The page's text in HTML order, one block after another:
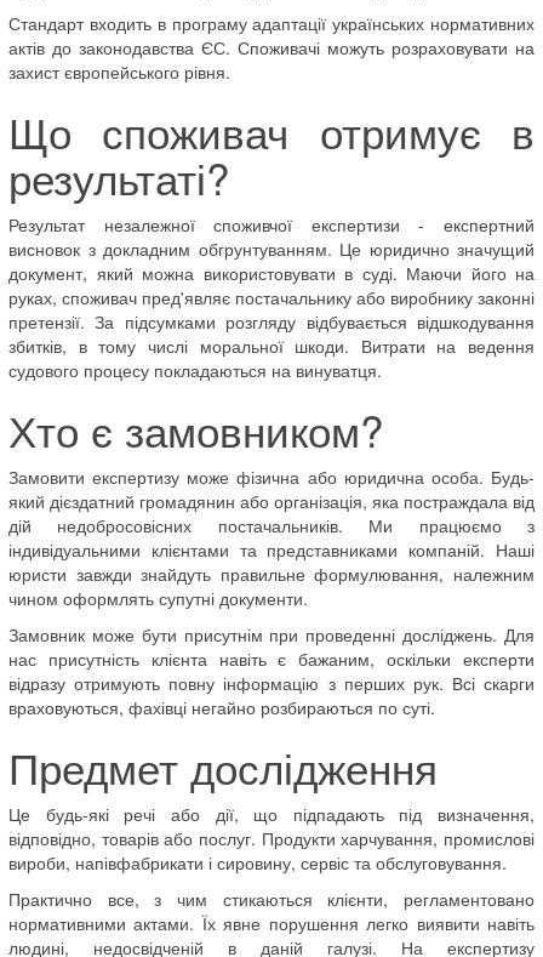
Стандарт входить в програму адаптації українських нормативних
актів до законодавства ЄС. Споживачі можуть розраховувати на
захист європейського рівня.
Що споживач отримує в
результаті?
Результат незалежної споживчої експертизи - експертний
висновок з докладним обгрунтуванням. Це юридично значущий
документ, який можна використовувати в суді. Маючи його на
руках, споживач пред'являє постачальнику або виробнику законні
претензії. За підсумками розгляду відбувається відшкодування
збитків, в тому числі моральної шкоди. Витрати на ведення
судового процесу покладаються на винуватця.
Хто є замовником?
Замовити експертизу може фізична або юридична особа. Будь-
який дієздатний громадянин або організація, яка постраждала від
дій недобросовісних постачальників. Ми працюємо з
індивідуальними клієнтами та представниками компаній. Наші
юристи завжди знайдуть правильне формулювання, належним
чином оформлять супутні документи.
Замовник може бути присутнім при проведенні досліджень. Для
нас присутність клієнта навіть є бажаним, оскільки експерти
відразу отримують повну інформацію з перших рук. Всі скарги
враховуються, фахівці негайно розбираються по суті.
Предмет дослідження
Це будь-які речі або дії, що підпадають під визначення,
відповідно, товарів або послуг. Продукти харчування, промислові
вироби, напівфабрикати і сировину, сервіс та обслуговування.
Практично все, з чим стикаються клієнти, регламентовано
нормативними актами. Їх явне порушення легко виявити навіть
людині, недосвідченій в даній галузі. На експертизу